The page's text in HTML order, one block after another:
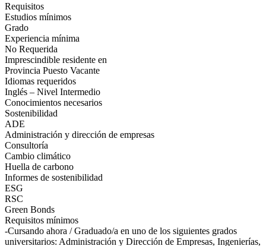
Requisitos
Estudios mínimos
Grado
Experiencia mínima
No Requerida
Imprescindible residente en
Provincia Puesto Vacante
Idiomas requeridos
Inglés – Nivel Intermedio
Conocimientos necesarios
Sostenibilidad
ADE
Administración y dirección de empresas
Consultoría
Cambio climático
Huella de carbono
Informes de sostenibilidad
ESG
RSC
Green Bonds
Requisitos mínimos
-Cursando ahora / Graduado/a en uno de los siguientes grados
universitarios: Administración y Dirección de Empresas, Ingenierías,